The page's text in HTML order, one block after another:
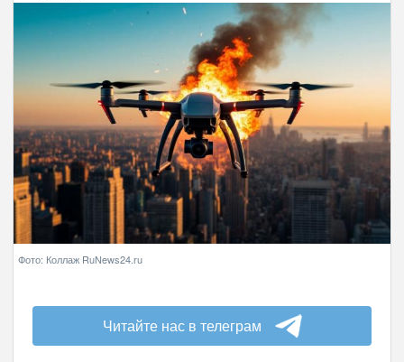
Фото: Коллаж RuNews24.ru
Читайте нас в телеграм